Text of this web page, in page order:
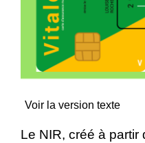
Voir la version texte
Le NIR, créé à partir